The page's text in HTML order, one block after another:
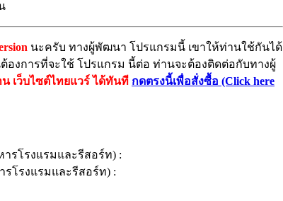
นะครับ ทางผู้พัฒนา โปรแกรมนี้ เขาให้ท่านใช้กันได้
องการที่จะใช้ โปรแกรม นี้ต่อ ท่านจะต้องติดต่อกับทางผู้
เว็บไซต์ไทยแวร์ ได้ทันที กดตรงนี้เพื่อสั่งซื้อ (Click here